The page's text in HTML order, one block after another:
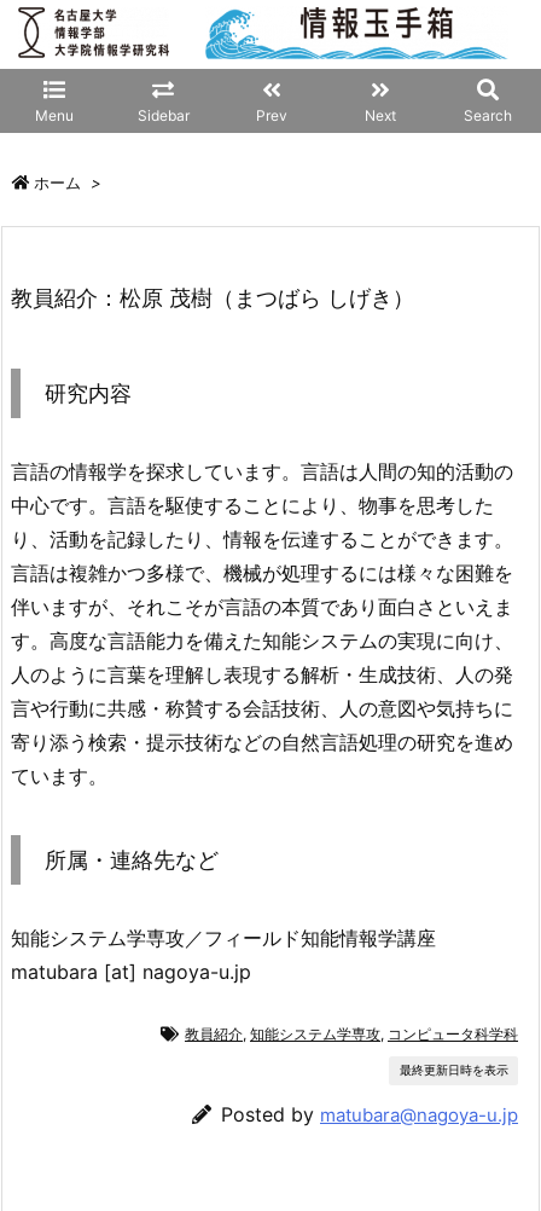
Menu Sidebar Prev Next Search
ホーム >
教員紹介：松原 茂樹（まつばら しげき）
研究内容
言語の情報学を探求しています。言語は人間の知的活動の
中心です。言語を駆使することにより、物事を思考した
り、活動を記録したり、情報を伝達することができます。
言語は複雑かつ多様で、機械が処理するには様々な困難を
伴いますが、それこそが言語の本質であり面白さといえま
す。高度な言語能力を備えた知能システムの実現に向け、
人のように言葉を理解し表現する解析・生成技術、人の発
言や行動に共感・称賛する会話技術、人の意図や気持ちに
寄り添う検索・提示技術などの自然言語処理の研究を進め
ています。
所属・連絡先など
知能システム学専攻／フィールド知能情報学講座
matubara [at] nagoya-u.jp
教員紹介, 知能システム学専攻, コンピュータ科学科
最終更新日時を表示
Posted by matubara@nagoya-u.jp